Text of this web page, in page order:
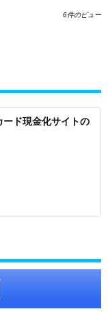
6件のビュー
ード現金化サイトの